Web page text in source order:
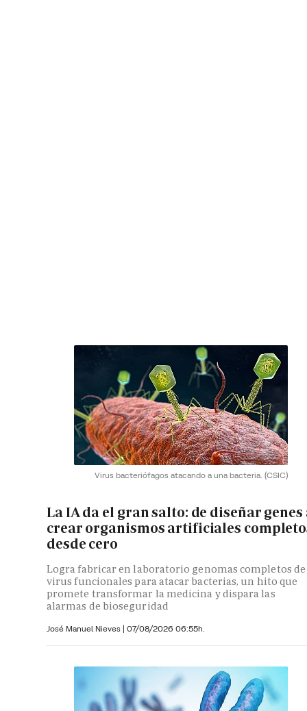
Virus bacteriófagos atacando a una bacteria. (CSIC)
La IA da el gran salto: de diseñar genes
crear organismos artificiales
desde cero
Logra fabricar en laboratorio genomas completos de
virus funcionales para atacar bacterias, un hito que
promete transformar la medicina y dispara las
alarmas de bioseguridad
José Manuel Nieves | 07/08/2026 06:55h.